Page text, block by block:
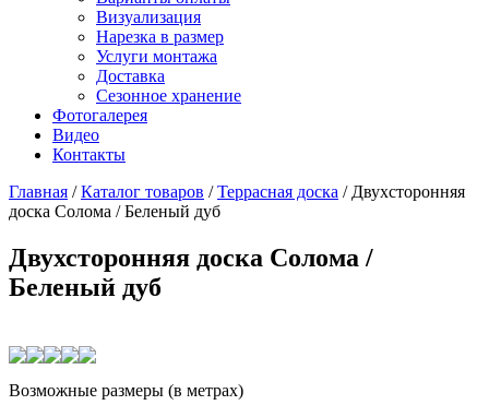
Визуализация
Нарезка в размер
Услуги монтажа
Доставка
Сезонное хранение
Фотогалерея
Видео
Контакты
Главная /Каталог товаров /Террасная доска / Двухсторонняя
доска Солома / Беленый дуб
Двухсторонняя доска Солома /
Беленый дуб
Возможные размеры (в метрах)